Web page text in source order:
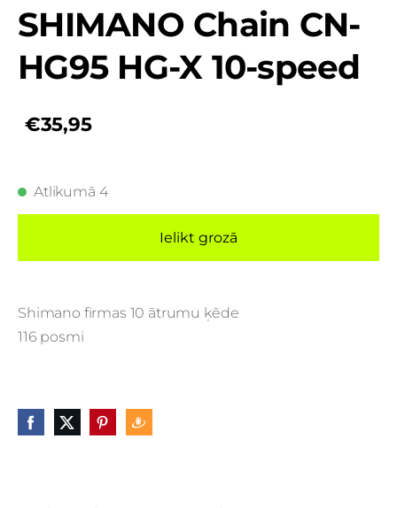
SHIMANO Chain CN-
HG95 HG-X 10-speed
€35,95
Atlikumā 4
Ielikt grozā
Shimano firmas 10 ātrumu ķēde
116 posmi